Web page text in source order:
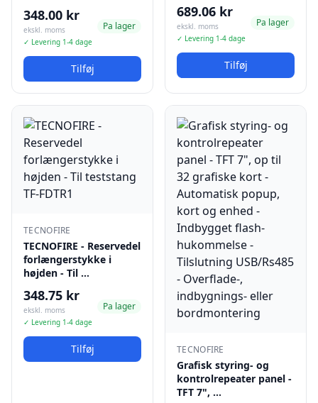
348.00 kr
ekskl. moms
✓ Levering 1-4 dage
Pa lager
Tilføj
689.06 kr
ekskl. moms
✓ Levering 1-4 dage
Pa lager
Tilføj
TECNOFIRE
TECNOFIRE - Reservedel
forlængerstykke i
højden - Til …
348.75 kr
ekskl. moms
✓ Levering 1-4 dage
Pa lager
Tilføj TECNOFIRE
Grafisk styring- og
kontrolrepeater panel -
TFT 7", …